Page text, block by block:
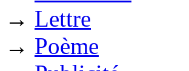
→ Lettre
→ Poème